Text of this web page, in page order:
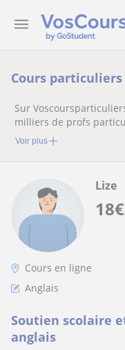
Cours
Sur
milliers de profs
particuliers
Voir plus
18€
Lize
Cours en ligne
Anglais
Soutien scolaire
anglais